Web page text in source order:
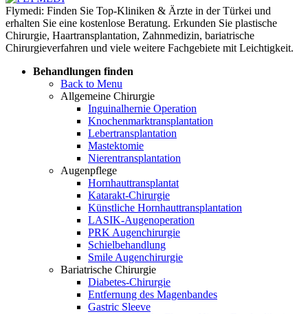
Flymedi: Finden Sie Top-Kliniken & Ärzte in der Türkei und
erhalten Sie eine kostenlose Beratung. Erkunden Sie plastische
Chirurgie, Haartransplantation, Zahnmedizin, bariatrische
Chirurgieverfahren und viele weitere Fachgebiete mit Leichtigkeit.
Behandlungen finden
Back to Menu
Allgemeine Chirurgie
Inguinalhernie Operation
Knochenmarktransplantation
Lebertransplantation
Mastektomie
Nierentransplantation
Augenpflege
Hornhauttransplantat
Katarakt-Chirurgie
Künstliche Hornhauttransplantation
LASIK-Augenoperation
PRK Augenchirurgie
Schielbehandlung
Smile Augenchirurgie
Bariatrische Chirurgie
Diabetes-Chirurgie
Entfernung des Magenbandes
Gastric Sleeve